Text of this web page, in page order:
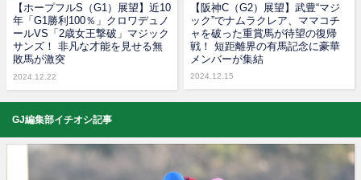
【ホープフルS（G1）展望】近10
年「G1勝利100％」クロワデュノ
ールVS「2歳女王撃破」マジック
サンズ！ 非凡な才能を見せる無
敗馬が激突
2024.12.22
【阪神C（G2）展望】武豊“マジ
ック”でナムラクレア、ママコチ
ャを破った重賞馬が待望の復帰
戦！ 短距離界の有馬記念に豪華
メンバーが集結
2024.12.15
GJ編集部イチオシ記事